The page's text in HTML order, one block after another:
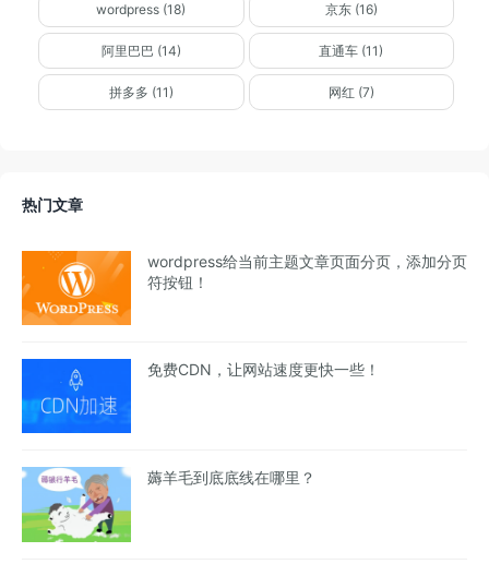
wordpress (18) 京东 (16)
阿里巴巴 (14) 直通车 (11)
拼多多 (11) 网红 (7)
热门文章
wordpress给当前主题文章页面分页，添加分页
符按钮！
免费CDN，让网站速度更快一些！
薅羊毛到底底线在哪里？